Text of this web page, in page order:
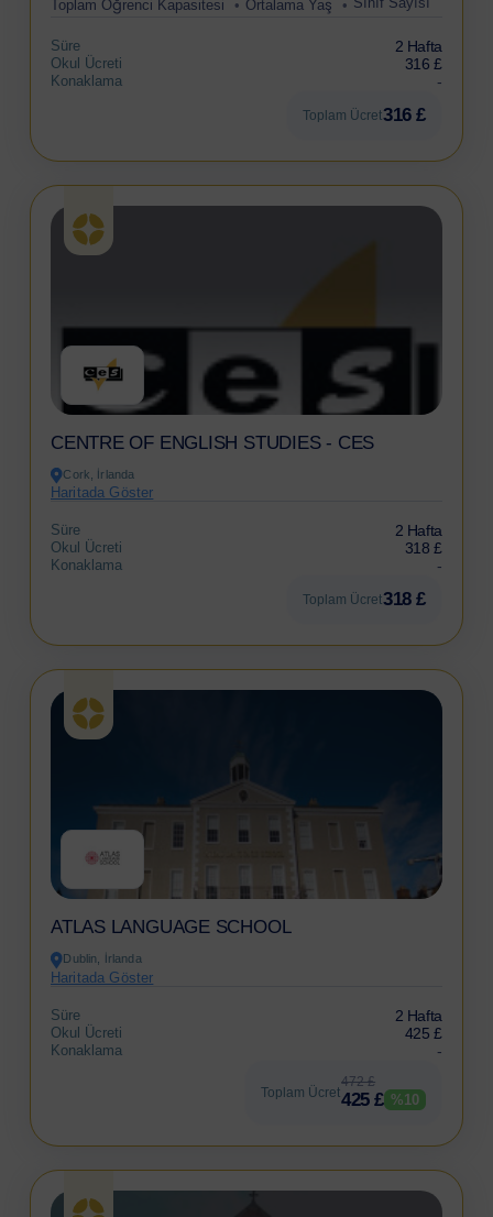
Toplam Öğrenci Kapasitesi
Ortalama Yaş
Süre 2 Hafta
Okul Ücreti 316 £
Konaklama -
Toplam Ücret316 £
CENTRE OF ENGLISH STUDIES - CES
Cork, İrlanda
Haritada Göster
Süre 2 Hafta
Okul Ücreti 318 £
Konaklama -
Toplam Ücret318 £
ATLAS LANGUAGE SCHOOL
Dublin, İrlanda
Haritada Göster
Süre 2 Hafta
Okul Ücreti 425 £
Konaklama -
Toplam Ücret
472 £
425 £ %10